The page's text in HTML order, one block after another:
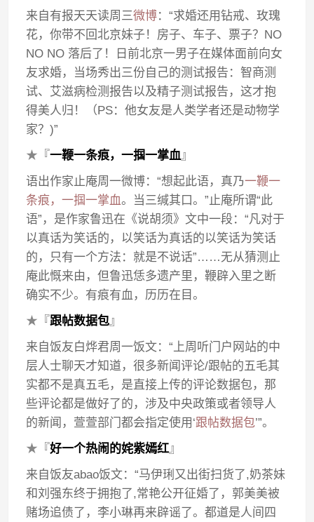
来自有报天天读周三微博：“求婚还用钻戒、玫瑰
花，你带不回北京妹子！房子、车子、票子？NO
NO NO 落后了！日前北京一男子在媒体面前向女
友求婚，当场秀出三份自己的测试报告：智商测
试、艾滋病检测报告以及精子测试报告，这才抱
得美人归！（PS：他女友是人类学者还是动物学
家？)”
★ 『一鞭一条痕，一掴一掌血』
语出作家止庵周一微博：“想起此语，真乃一鞭一
条痕，一掴一掌血。当三缄其口。”止庵所谓“此
语”，是作家鲁迅在《说胡须》文中一段：“凡对于
以真话为笑话的，以笑话为真话的以笑话为笑话
的，只有一个方法：就是不说话”……无从猜测止
庵此慨来由，但鲁迅恁多遗产里，鞭辟入里之断
确实不少。有痕有血，历历在目。
★ 『跟帖数据包』
来自饭友白烨君周一饭文：“上周听门户网站的中
层人士聊天才知道，很多新闻评论/跟帖的五毛其
实都不是真五毛，是直接上传的评论数据包，那
些评论都是做好了的，涉及中央政策或者领导人
的新闻，萱萱部门都会指定使用‘跟帖数据包’”。
★ 『好一个热闹的姹紫嫣红』
来自饭友abao饭文：“马伊琍又出街扫货了,奶茶妹
和刘强东终于拥抱了,常艳公开征婚了，郭美美被
赌场追债了，李小琳再来辟谣了。都道是人间四